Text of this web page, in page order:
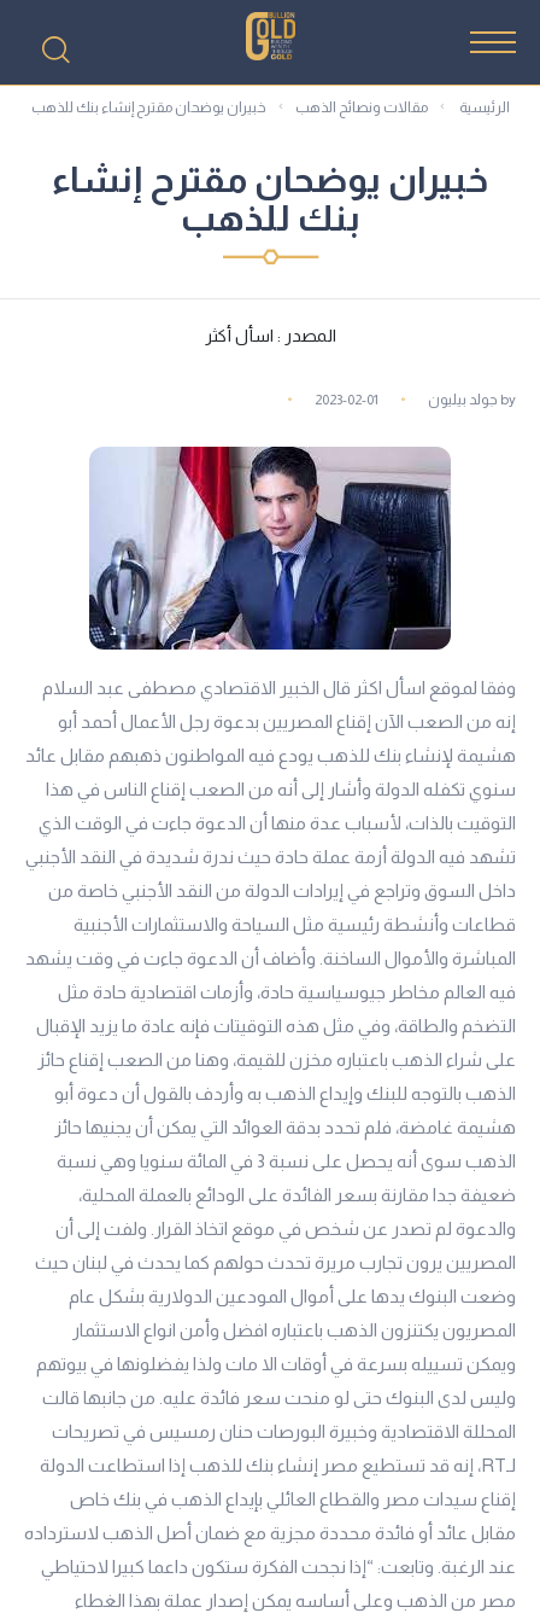
الرئيسية مقالات ونصائح الذهب خبيران يوضحان مقترح إنشاء بنك للذهب
خبيران يوضحان مقترح إنشاء
بنك للذهب
المصدر : اسأل أكثر
by جولد بيليون 2023-02-01
وفقا لموقع اسأل اكثر قال الخبير الاقتصادي مصطفى عبد السلام
إنه من الصعب الآن إقناع المصريين بدعوة رجل الأعمال أحمد أبو
هشيمة لإنشاء بنك للذهب يودع فيه المواطنون ذهبهم مقابل عائد
سنوي تكفله الدولة وأشار إلى أنه من الصعب إقناع الناس في هذا
التوقيت بالذات، لأسباب عدة منها أن الدعوة جاءت في الوقت الذي
تشهد فيه الدولة أزمة عملة حادة حيث ندرة شديدة في النقد الأجنبي
داخل السوق وتراجع في إيرادات الدولة من النقد الأجنبي خاصة من
قطاعات وأنشطة رئيسية مثل السياحة والاستثمارات الأجنبية
المباشرة والأموال الساخنة. وأضاف أن الدعوة جاءت في وقت يشهد
فيه العالم مخاطر جيوسياسية حادة، وأزمات اقتصادية حادة مثل
التضخم والطاقة، وفي مثل هذه التوقيتات فإنه عادة ما يزيد الإقبال
على شراء الذهب باعتباره مخزن للقيمة، وهنا من الصعب إقناع حائز
الذهب بالتوجه للبنك وإيداع الذهب به وأردف بالقول أن دعوة أبو
هشيمة غامضة، فلم تحدد بدقة العوائد التي يمكن أن يجنيها حائز
الذهب سوى أنه يحصل على نسبة 3 في المائة سنويا وهي نسبة
ضعيفة جدا مقارنة بسعر الفائدة على الودائع بالعملة المحلية،
والدعوة لم تصدر عن شخص في موقع اتخاذ القرار. ولفت إلى أن
المصريين يرون تجارب مريرة تحدث حولهم كما يحدث في لبنان حيث
وضعت البنوك يدها على أموال المودعين الدولارية بشكل عام
المصريون يكتنزون الذهب باعتباره افضل وأمن انواع الاستثمار
ويمكن تسييله بسرعة في أوقات الا مات ولذا يفضلونها في بيوتهم
وليس لدى البنوك حتى لو منحت سعر فائدة عليه. من جانبها قالت
المحللة الاقتصادية وخبيرة البورصات حنان رمسيس في تصريحات
لـRT، إنه قد تستطيع مصر إنشاء بنك للذهب إذا استطاعت الدولة
إقناع سيدات مصر والقطاع العائلي بإيداع الذهب في بنك خاص
مقابل عائد أو فائدة محددة مجزية مع ضمان أصل الذهب لاسترداده
عند الرغبة. وتابعت: “إذا نجحت الفكرة ستكون داعما كبيرا لاحتياطي
مصر من الذهب وعلى أساسه يمكن إصدار عملة بهذا الغطاء